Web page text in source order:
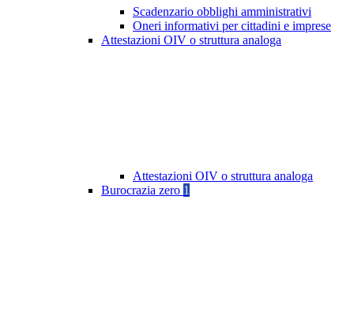
Scadenzario obblighi amministrativi
Oneri informativi per cittadini e imprese
Attestazioni OIV o struttura analoga
Attestazioni OIV o struttura analoga
Burocrazia zero 1